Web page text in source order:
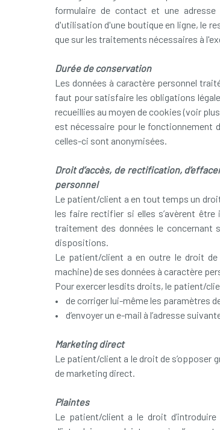
formulaire de contact et une
d'utilisation d'une boutique en ligne, le
que sur les traitements nécessaires à
Durée de conservation
Les données à caractère personnel
faut pour satisfaire les obligations
recueillies au moyen de cookies (voir
est nécessaire pour le fonctionnement
celles-ci sont anonymisées.
Droit d’accès, de rectification,
personnel
Le patient/client a en tout temps un
les faire rectifier si elles s’avèrent
traitement des données le concernant
dispositions.
Le patient/client a en outre le droit de
machine) de ses données à caractère
Pour exercer lesdits droits, le patient/
• de corriger lui-même les paramètres
• d’envoyer un e-mail à l’adresse
Marketing direct
Le patient/client a le droit de s’opposer
de marketing direct.
Plaintes
Le patient/client a le droit